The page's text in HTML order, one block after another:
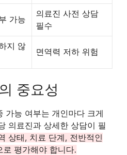
가능
의료진 사전 상담
필수
지 않
면역력 저하 위험
중요성
가능 여부는 개인마다 크게
의료진과 상세한 상담이 필
상태, 치료 단계, 전반적인
로 평가해야 합니다.